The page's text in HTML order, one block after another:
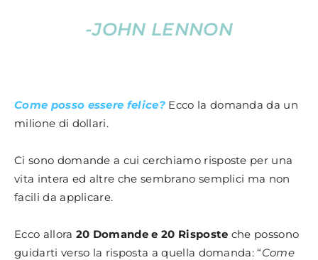
-JOHN LENNON
Come posso essere felice? Ecco la domanda da un
milione di dollari.
Ci sono domande a cui cerchiamo risposte per una
vita intera ed altre che sembrano semplici ma non
facili da applicare.
Ecco allora 20 Domande e 20 Risposte che possono
guidarti verso la risposta a quella domanda: “Come